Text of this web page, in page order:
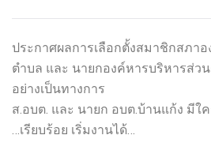
ประกาศผลการเลือกตั้งสมาชิกสภา
ตำบล และ นายกองค์หารบริหารส่ว
อย่างเป็นทางการ
ส.อบต. และ นายก อบต.บ้านแก้ง มีใ
…เรียบร้อย เริ่มงานได้…